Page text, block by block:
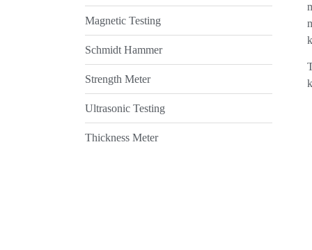
Magnetic Testing
Schmidt Hammer
Strength Meter
Ultrasonic Testing
Thickness Meter